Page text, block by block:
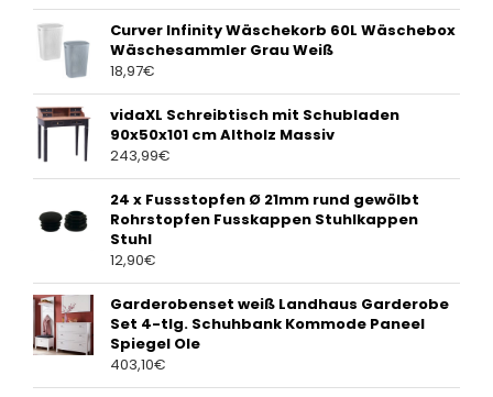
Curver Infinity Wäschekorb 60L Wäschebox
Wäschesammler Grau Weiß
18,97€
vidaXL Schreibtisch mit Schubladen
90x50x101 cm Altholz Massiv
243,99€
24 x Fussstopfen Ø 21mm rund gewölbt
Rohrstopfen Fusskappen Stuhlkappen
Stuhl
12,90€
Garderobenset weiß Landhaus Garderobe
Set 4-tlg. Schuhbank Kommode Paneel
Spiegel Ole
403,10€